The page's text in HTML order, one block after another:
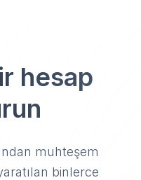
hesap
muhteşem
binlerce